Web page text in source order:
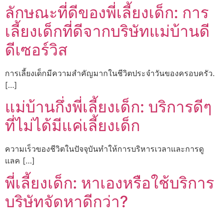
ลักษณะที่ดีของพี่เลี้ยงเด็ก: การ
เลี้ยงเด็กที่ดีจากบริษัทแม่บ้านดี
ดีเซอร์วิส
การเลี้ยงเด็กมีความสำคัญมากในชีวิตประจำวันของครอบครัว.
[…]
แม่บ้านกึ่งพี่เลี้ยงเด็ก: บริการดีๆ
ที่ไม่ได้มีแค่เลี้ยงเด็ก
ความเร็วของชีวิตในปัจจุบันทำให้การบริหารเวลาและการดู
แลค […]
พี่เลี้ยงเด็ก: หาเองหรือใช้บริการ
บริษัทจัดหาดีกว่า?